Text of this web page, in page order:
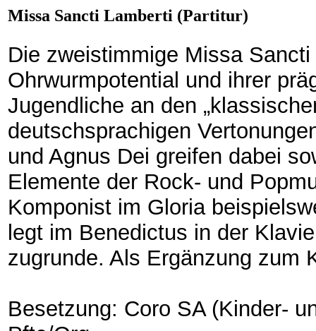
Missa Sancti Lamberti (Partitur)
Die zweistimmige Missa
Ohrwurmpotential und ihrer
Jugendliche an den
deutschsprachigen
und Agnus Dei greifen dabei
Elemente der Rock- und
Komponist im Gloria
legt im Benedictus in der
zugrunde. Als Ergänzung zum
Besetzung: Coro SA (Kinder-